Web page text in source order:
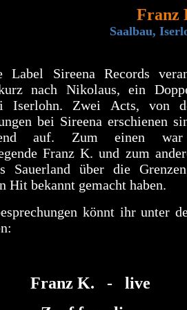
Franz
Saalbau,
Label Sireena Records
nach Nikolaus, ein
Iserlohn. Zwei Acts, von
bei Sireena erschienen
auf. Zum einen
Franz K. und zum
Sauerland über die
Hit bekannt gemacht haben.
könnt ihr unter
Franz K. - live